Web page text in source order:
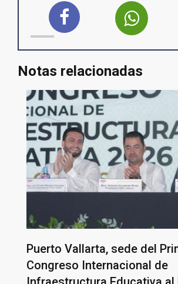
Notas relacionadas
Puerto Vallarta, sede del
Congreso Internacional de